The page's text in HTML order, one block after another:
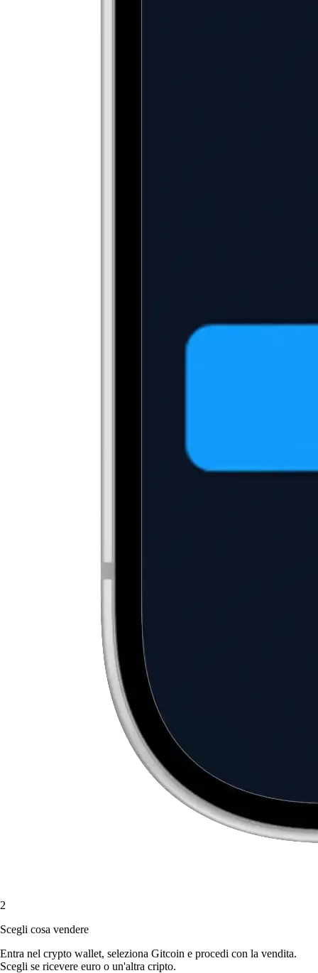
2
Scegli cosa vendere
Entra nel crypto wallet, seleziona Gitcoin e procedi con la vendita.
Scegli se ricevere euro o un'altra cripto.